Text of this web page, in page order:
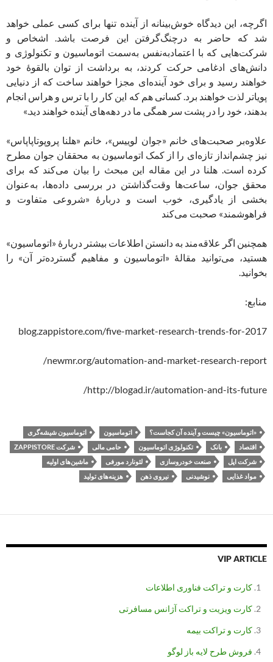
اگرچه، این دیدگاه خوش‌بینانه از آینده تنها برای کسی عملی خواهد
شد که حاضر به درچنگ‌گرفتن این فرصت باشد. اشخاص و
شرکت‌هایی که با اعتماد‌به‌نفس به‌سمت اتوماسیون و تکنولوژی و
دانش‌های ادغامی حرکت کردند، به برداشت از توان بالقوۀ خود
خواهند رسید و برای خود آینده‌ای مجزا خواهند ساخت که از دنیایی
پویاتر لذت خواهند برد. کسانی هم که این کار را با ترس و هراس انجام
بدهند، خود را در پشت سر همگی ما در دهه‌های آینده خواهند دید.»
علاوه‌بر صحبت‌های خانم «جوان لوییس»، خانم «هلنا پروپوتاپاپاس»
نیز چشم‌انداز تازه‌‌ای را از کمک اتوماسیون به محققان جوان مطرح
کرده است. هلنا در این مقاله این مبحث را بیان می‌کند که برای
محقق جوان، ساعت‌ها وقت‌گذاشتن در بررسی داده‌ها، به‌عنوان
بخشی از یادگیری، خوب است و دربارۀ «شروعی متفاوت و
فراهوشمند» صحبت می‌کند
همچنین اگر علاقه‌مند به دانستن اطلاعات بیشتر دربارۀ «اتوماسیون»
هستید، می‌توانید مقالۀ «اتوماسیون و مفاهیم گسترده‌تر آن» را
بخوانید.
منابع:
blog.zappistore.com/five-market-research-trends-for-2017
newmr.org/automation-and-market-research-report/
http://blogad.ir/automation-and-its-future/
«اتوماسیون» چیست و آینده آن کجاست؟ اتوماسیون
اتوماسیون شیشه‌گری
اقتصاد
بانک تکنولوژی اتوماسیون حامی مالی
شرکت ZAPPISTORE
شرکت اپل
صنعت خودروسازی لئونارد مورفی
ماشین‌های اولیه
مواد غذایی
نوشیدنی نیروی ذهن هزینه‌های تولید
VIP ARTICLE
کارت و تراکت فناوری اطلاعات
کارت ویزیت و تراکت آژانس مسافرتی
کارت و تراکت بیمه
فروش طرح لایه باز لوگو